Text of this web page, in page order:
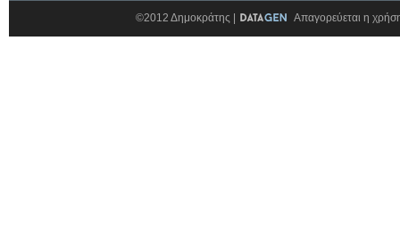
©2012 Δημοκράτης | Απαγορεύεται η